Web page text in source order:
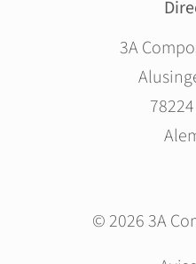
3A
© 2026 3A